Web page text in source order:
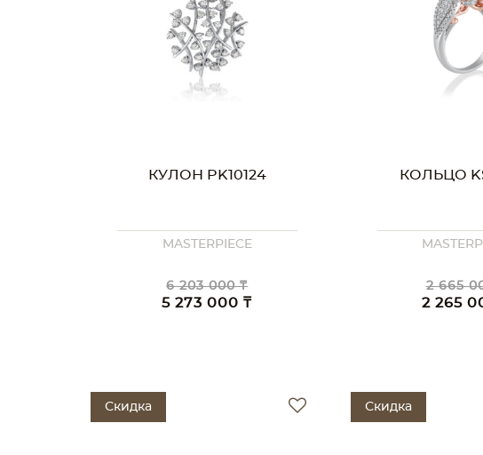
КУЛОН PK10124
MASTERPIECE
6 203 000 ₸
5 273 000 ₸
КОЛЬЦО
2 665
2 265
Скидка Скидка